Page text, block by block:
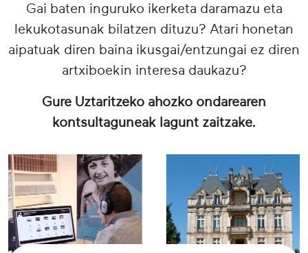
Gai baten inguruko ikerketa daramazu eta
lekukotasunak bilatzen dituzu? Atari honetan
aipatuak diren baina ikusgai/entzungai ez diren
artxiboekin interesa daukazu?
Gure Uztaritzeko ahozko ondarearen
kontsultaguneak lagunt zaitzake.